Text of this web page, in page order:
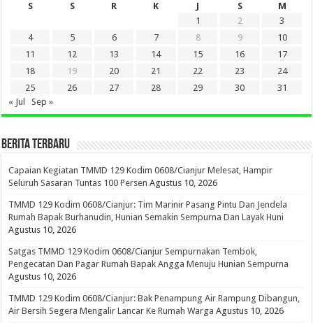
S
S R K J S
M
1
2
3
4
5 6 7 8 9
10
11
12 13 14 15 16
17
18
19 20 21 22 23
24
25
26 27 28 29 30
31
« Jul
Sep »
BERITA TERBARU
Capaian Kegiatan TMMD 129 Kodim 0608/Cianjur Melesat, Hampir
Seluruh Sasaran Tuntas 100 Persen Agustus 10, 2026
TMMD 129 Kodim 0608/Cianjur: Tim Marinir Pasang Pintu Dan Jendela
Rumah Bapak Burhanudin, Hunian Semakin Sempurna Dan Layak Huni
Agustus 10, 2026
Satgas TMMD 129 Kodim 0608/Cianjur Sempurnakan Tembok,
Pengecatan Dan Pagar Rumah Bapak Angga Menuju Hunian Sempurna
Agustus 10, 2026
TMMD 129 Kodim 0608/Cianjur: Bak Penampung Air Rampung Dibangun,
Air Bersih Segera Mengalir Lancar Ke Rumah Warga Agustus 10, 2026